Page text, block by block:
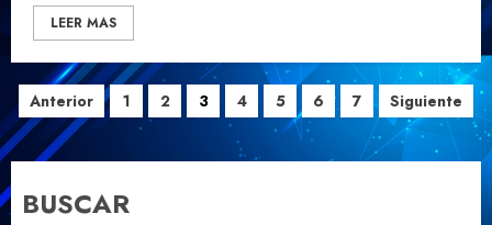
LEER MAS
Paginación
de
entradas
Anterior 1 2 3 4 5 6 7 Siguiente
BUSCAR